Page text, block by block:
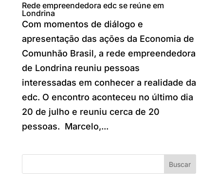
Rede empreendedora edc se reúne em
Londrina
Com momentos de diálogo e
apresentação das ações da Economia de
Comunhão Brasil, a rede empreendedora
de Londrina reuniu pessoas
interessadas em conhecer a realidade da
edc. O encontro aconteceu no último dia
20 de julho e reuniu cerca de 20
pessoas. Marcelo,...
Buscar